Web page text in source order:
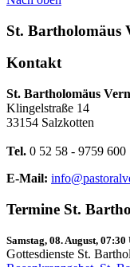
St. Bartholomäus
Kontakt
St. Bartholomäus
Klingelstraße 14
33154 Salzkotten
Tel. 0 52 58 - 9759 600
E-Mail:
Termine St.
Samstag, 08. August, 07:30
Gottesdienste St.